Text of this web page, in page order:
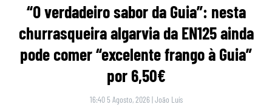
“O verdadeiro sabor da Guia”: nesta
churrasqueira algarvia da EN125 ainda
pode comer “excelente frango à Guia”
por 6,50€
16:40 5 Agosto, 2026 |João Luís